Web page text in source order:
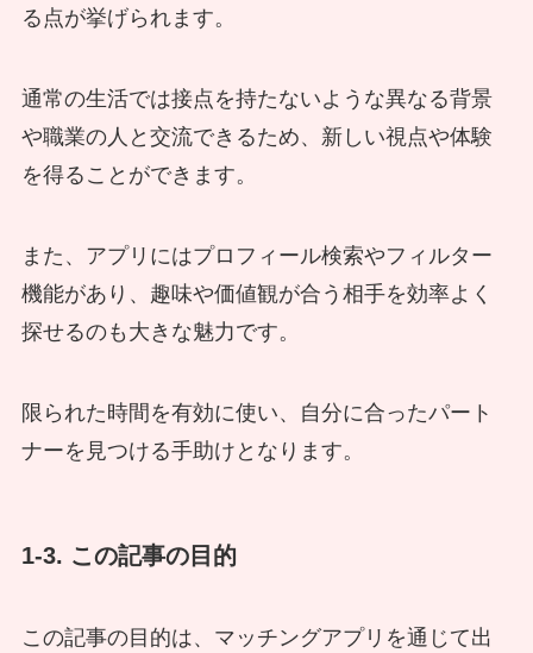
る点が挙げられます。
通常の生活では接点を持たないような異なる背景
や職業の人と交流できるため、新しい視点や体験
を得ることができます。
また、アプリにはプロフィール検索やフィルター
機能があり、趣味や価値観が合う相手を効率よく
探せるのも大きな魅力です。
限られた時間を有効に使い、自分に合ったパート
ナーを見つける手助けとなります。
1-3. この記事の目的
この記事の目的は、マッチングアプリを通じて出